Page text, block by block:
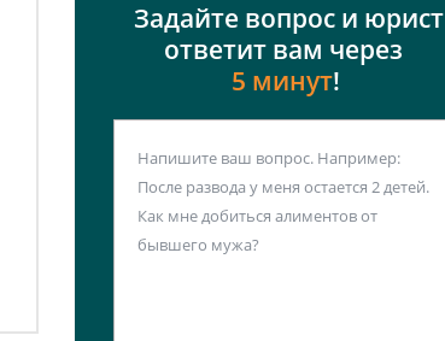
Задайте вопрос и юрист
ответит вам через
5 минут!